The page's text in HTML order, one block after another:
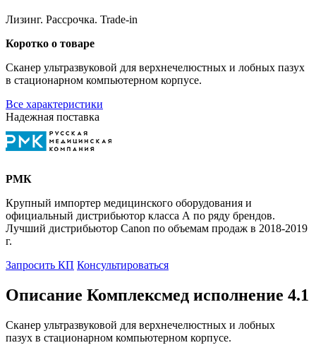
Лизинг. Рассрочка. Trade-in
Коротко о товаре
Сканер ультразвуковой для верхнечелюстных и лобных пазух
в стационарном компьютерном корпусе.
Все характеристики
Надежная поставка
РМК
Крупный импортер медицинского оборудования и
официальный дистрибьютор класса А по ряду брендов.
Лучший дистрибьютор Canon по объемам продаж в 2018-2019
г.
Запросить КП Консультироваться
Описание Комплексмед исполнение 4.1
Сканер ультразвуковой для верхнечелюстных и лобных
пазух в стационарном компьютерном корпусе.